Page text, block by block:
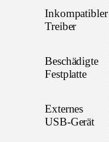
Inkompatibler
Treiber
Beschädigte
Festplatte
Externes
USB-Gerät